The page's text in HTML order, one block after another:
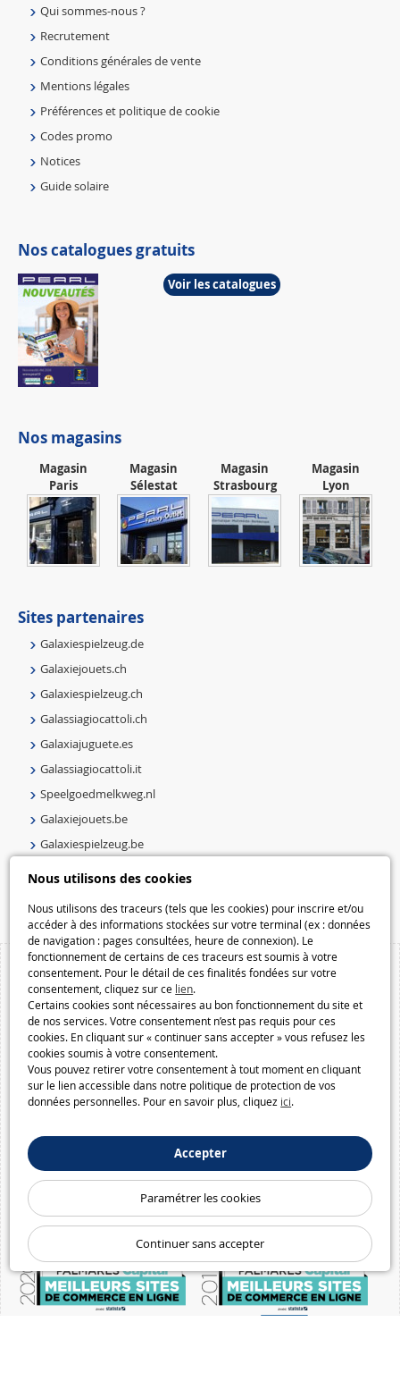
Nous utilisons des cookies
Nous utilisons des traceurs (tels que les cookies) pour inscrire et/ou
accéder à des informations stockées sur votre terminal (ex : données
de navigation : pages consultées, heure de connexion). Le
fonctionnement de certains de ces traceurs est soumis à votre
consentement. Pour le détail de ces finalités fondées sur votre
consentement, cliquez sur ce lien.
Certains cookies sont nécessaires au bon fonctionnement du site et
de nos services. Votre consentement n’est pas requis pour ces
cookies. En cliquant sur « continuer sans accepter » vous refusez les
cookies soumis à votre consentement.
Vous pouvez retirer votre consentement à tout moment en cliquant
sur le lien accessible dans notre politique de protection de vos
données personnelles. Pour en savoir plus, cliquez ici.
Accepter
Paramétrer les cookies
Continuer sans accepter
Qui sommes-nous ?
Recrutement
Conditions générales de vente
Mentions légales
Préférences et politique de cookie
Codes promo
Notices
Guide solaire
Nos catalogues gratuits
Voir les catalogues
Nos magasins
Magasin
Paris
Magasin
Sélestat
Magasin
Strasbourg
Magasin
Lyon
Sites partenaires
Galaxiespielzeug.de
Galaxiejouets.ch
Galaxiespielzeug.ch
Galassiagiocattoli.ch
Galaxiajuguete.es
Galassiagiocattoli.it
Speelgoedmelkweg.nl
Galaxiejouets.be
Galaxiespielzeug.be